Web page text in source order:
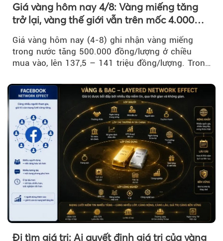
Giá vàng hôm nay 4/8: Vàng miếng tăng
trở lại, vàng thế giới vẫn trên mốc 4.000
Giá vàng hôm nay (4-8) ghi nhận vàng miếng
trong nước tăng 500.000 đồng/lượng ở chiều
mua vào, lên 137,5 – 141 triệu đồng/lượng. Trong
trì trên ngưỡng 4.000 USD/ounce.
Đi tìm giá trị: Ai quyết định giá trị của vàng